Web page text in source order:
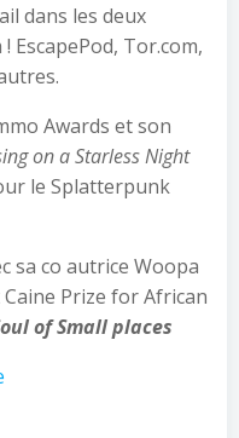
dans les deux
EscapePod, Tor.com,
Awards et son
on a Starless Night
le Splatterpunk
sa co autrice Woopa
Prize for African
of Small places